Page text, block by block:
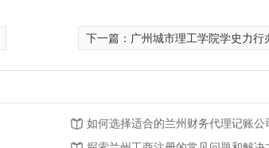
下一篇： 广州城市理工学院学史力行
如何选择适合的兰州财务代理记账公